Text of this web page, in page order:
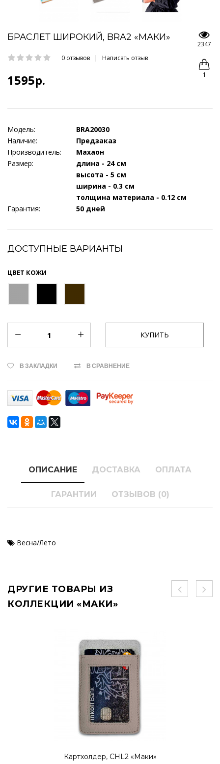
БРАСЛЕТ ШИРОКИЙ, BRA2 «МАКИ»
0 отзывов | Написать отзыв
1595р.
2347
1
Модель:
BRA20030
Наличие:
Предзаказ
Производитель:
Махаон
Размер:
длина - 24 см
высота - 5 см
ширина - 0.3 см
толщина материала - 0.12 см
Гарантия:
50 дней
ДОСТУПНЫЕ ВАРИАНТЫ
ЦВЕТ КОЖИ
В ЗАКЛАДКИ В СРАВНЕНИЕ
ОПИСАНИЕ ДОСТАВКА ОПЛАТА
ГАРАНТИИ ОТЗЫВОВ (0)
Весна/Лето
ДРУГИЕ ТОВАРЫ ИЗ
КОЛЛЕКЦИИ «МАКИ»
Картхолдер, CHL2 «Маки»